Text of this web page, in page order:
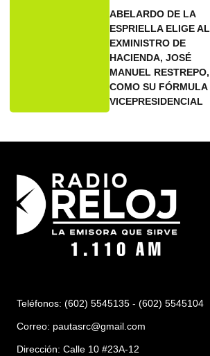
ABELARDO DE LA
ESPRIELLA ELIGE AL
EXMINISTRO DE
HACIENDA, JOSÉ
MANUEL RESTREPO,
COMO SU FÓRMULA
VICEPRESIDENCIAL
Teléfonos: (602) 5545135 - (602) 5545104
Correo: pautasrc@gmail.com
Dirección: Calle 10 #23A-12